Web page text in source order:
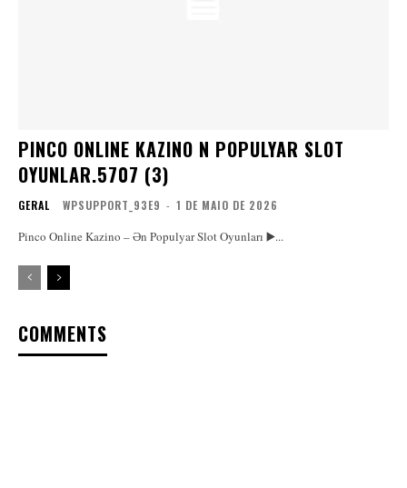
PINCO ONLINE KAZINO N POPULYAR SLOT
OYUNLAR.5707 (3)
GERAL WPSUPPORT_93E9 - 1 DE MAIO DE 2026
Pinco Online Kazino – Ən Populyar Slot Oyunları ▶️...
COMMENTS